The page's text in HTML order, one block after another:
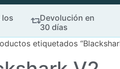
los
Devolución en
30 días
etiquetados